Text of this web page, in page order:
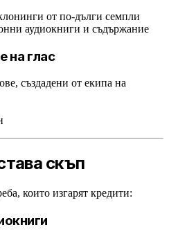
от по-дълги семпли
аудиокниги и съдържание
на глас
създадени от екипа на
скъп
които изгарят кредити: